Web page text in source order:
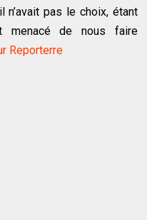
pas le choix, étant
menacé de nous faire
Reporterre